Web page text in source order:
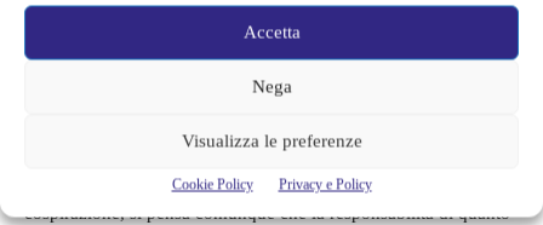
Accetta
Nega
Visualizza le preferenze
Cookie Policy Privacy e Policy
La colpa è di Milly Carlucci
La colpa è ricaduta inevitabilmente su Milly Carlucci
voleva Banfi a tutti i costi per lo show, seppur consapevole che
non avrebbe “retto” fino alla fine. Ma anche se non c’è nessuna
cospirazione, si pensa comunque che la responsabilità di quanto